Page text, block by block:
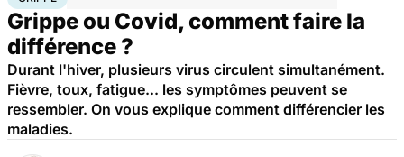
Grippe ou Covid, comment faire la
différence ?
Durant l'hiver, plusieurs virus circulent simultanément.
Fièvre, toux, fatigue... les symptômes peuvent se
ressembler. On vous explique comment différencier les
maladies.